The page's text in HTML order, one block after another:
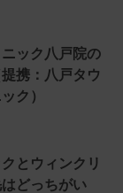
ック八戸院の
携：八戸タウ
ク）
とウィンクリ
どっちがい